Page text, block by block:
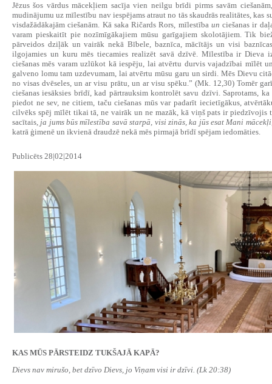
Jēzus šos vārdus mācekļiem sacīja vien neilgu brīdi pirms savām
mudinājumu uz mīlestību nav iespējams atraut no tās skaudrās realitātes, kas
visdažādākajām ciešanām. Kā saka Ričards Rors, mīlestība un ciešanas ir
varam pieskaitīt pie nozīmīgākajiem mūsu garīgajiem skolotājiem. Tik
pārveidos dziļāk un vairāk nekā Bībele, baznīca, mācītājs un visi
ilgojamies un kuru mēs tiecamies realizēt savā dzīvē. Mīlestība ir Dieva
ciešanas mēs varam uzlūkot kā iespēju, lai atvērtu durvis vajadzībai mīlēt
galveno lomu tam uzdevumam, lai atvērtu mūsu garu un sirdi. Mēs Dievu
no visas dvēseles, un ar visu prātu, un ar visu spēku.” (Mk. 12,30) Tomēr
ciešanas iesāksies brīdī, kad pārtrauksim kontrolēt savu dzīvi. Saprotams,
piedot ne sev, ne citiem, taču ciešanas mūs var padarīt iecietīgākus,
cilvēks spēj mīlēt tikai tā, ne vairāk un ne mazāk, kā viņš pats ir piedzīvojis
sacītais, ja jums būs mīlestība savā starpā, visi zinās, ka jūs esat Mani mācekļi
katrā ģimenē un ikvienā draudzē nekā mēs pirmajā brīdī spējam iedomāties.
Publicēts 28|02|2014
KAS MŪS PĀRSTEIDZ TUKŠAJĀ KAPĀ?
Dievs nav mirušo, bet dzīvo Dievs, jo Viņam visi ir dzīvi. (Lk 20:38)